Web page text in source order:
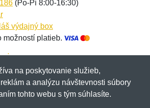
(Po-Pi 8:00-16:30)
výdajný box
možností platieb.
na poskytovanie služieb,
a analýzu návštevnosti súbory
tohto webu s tým súhlasíte.